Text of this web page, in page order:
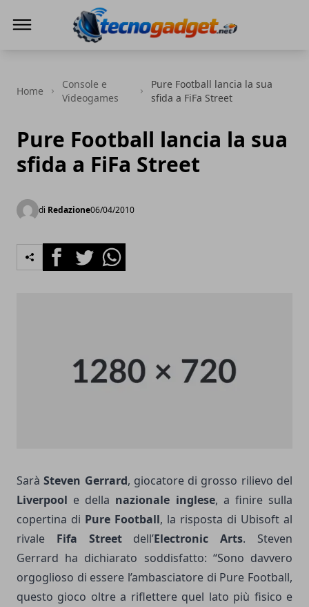
Home
Console e
Videogames
Pure Football lancia la sua
sfida a FiFa Street
Pure Football lancia la sua
sfida a FiFa Street
di Redazione06/04/2010
FacebookTwitterWhatsapp
SaràSteven Gerrard, giocatore di grosso rilievo del
Liverpool e della nazionale inglese, a finire sulla
copertina di Pure Football, la risposta di Ubisoft al
rivale Fifa Streetdell’Electronic Arts. Steven
Gerrard ha dichiarato soddisfatto: “Sono davvero
orgoglioso di essere l’ambasciatore di Pure Football,
questo gioco oltre a riflettere quel lato più fisico e